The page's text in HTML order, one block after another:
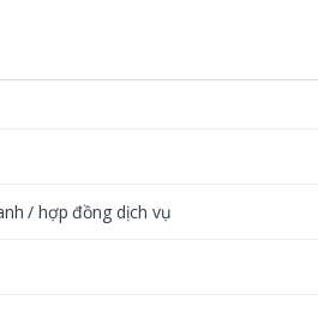
/ hợp đồng dịch vụ